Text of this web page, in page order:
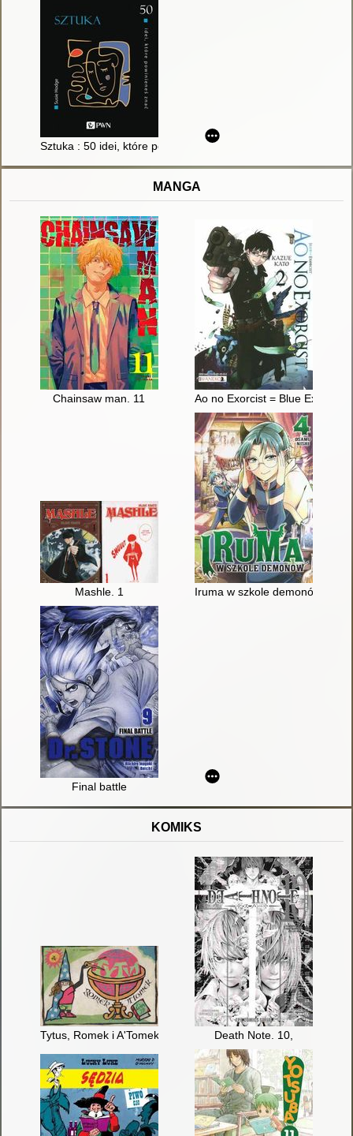
Sztuka : 50 idei, które powinieneś znać
MANGA
Chainsaw man. 11 Ao no Exorcist = Blue Exorcist.
Mashle. 1 Iruma w szkole demonów. 4
Final battle
KOMIKS
Tytus, Romek i A'Tomek. Ks. 8 Death Note. 10,